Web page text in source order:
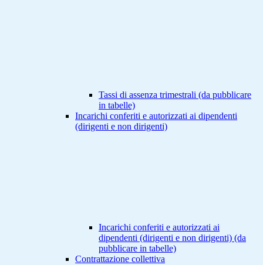
Tassi di assenza trimestrali (da pubblicare
in tabelle)
Incarichi conferiti e autorizzati ai dipendenti
(dirigenti e non dirigenti)
Incarichi conferiti e autorizzati ai
dipendenti (dirigenti e non dirigenti) (da
pubblicare in tabelle)
Contrattazione collettiva